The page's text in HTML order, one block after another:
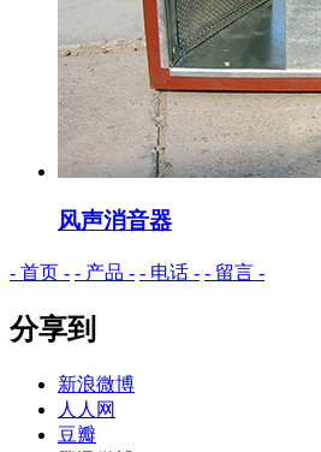
风声消音器
- 首页 - - 产品 - - 电话 - - 留言 -
分享到
新浪微博
人人网
豆瓣